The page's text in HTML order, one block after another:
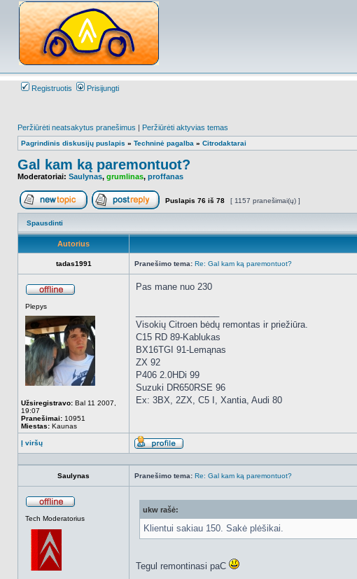
Registruotis Prisijungti
Peržiūrėti neatsakytus pranešimus | Peržiūrėti aktyvias temas
Pagrindinis diskusijų puslapis » Techninė pagalba » Citrodaktarai
Gal kam ką paremontuot?
Moderatoriai: Saulynas, grumlinas, proffanas
Naujos temos kūrimasAtsakyti į temą
Puslapis 76 iš 78 [ 1157 pranešimai(ų) ]
Spausdinti
Autorius
tadas1991 Pranešimo tema: Re: Gal kam ką paremontuot?
Plepys
Užsiregistravo: Bal 11 2007,
19:07
Pranešimai: 10951
Miestas: Kaunas
Pas mane nuo 230
Visokių Citroen bėdų remontas ir priežiūra.
C15 RD 89-Kablukas
BX16TGI 91-Lemąnas
ZX 92
P406 2.0HDi 99
Suzuki DR650RSE 96
Ex: 3BX, 2ZX, C5 I, Xantia, Audi 80
Į viršų
Aprašymas
Saulynas
Pranešimo tema: Re: Gal kam ką paremontuot?
Tech Moderatorius
ukw rašė:
Klientui sakiau 150. Sakė plėšikai.
Tegul remontinasi paC